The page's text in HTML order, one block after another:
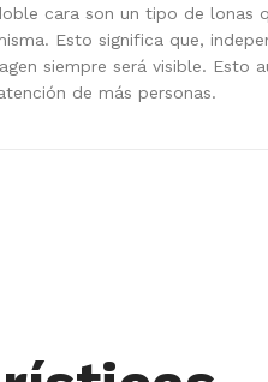
cara son un tipo de lonas
Esto significa que,
siempre será visible. Esto
de más personas.